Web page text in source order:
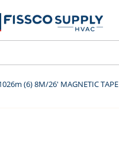
(6) 8M/26' MAGNETIC TAPE